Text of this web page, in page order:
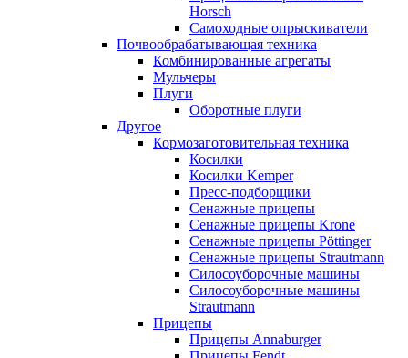
Horsch
Самоходные опрыскиватели
Почвообрабатывающая техника
Комбинированные агрегаты
Мульчеры
Плуги
Оборотные плуги
Другое
Кормозаготовительная техника
Косилки
Косилки Kemper
Пресс-подборщики
Сенажные прицепы
Сенажные прицепы Krone
Сенажные прицепы Pöttinger
Сенажные прицепы Strautmann
Силосоуборочные машины
Силосоуборочные машины
Strautmann
Прицепы
Прицепы Annaburger